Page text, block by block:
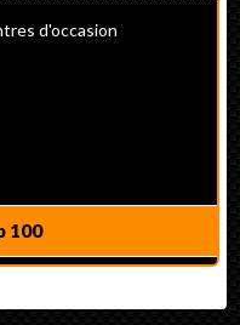
d'occasion
100